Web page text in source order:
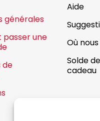
générales
une
de
Aide
Où
Solde
cadeau